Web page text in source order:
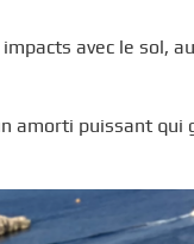
avec le sol,
amorti puissant qui